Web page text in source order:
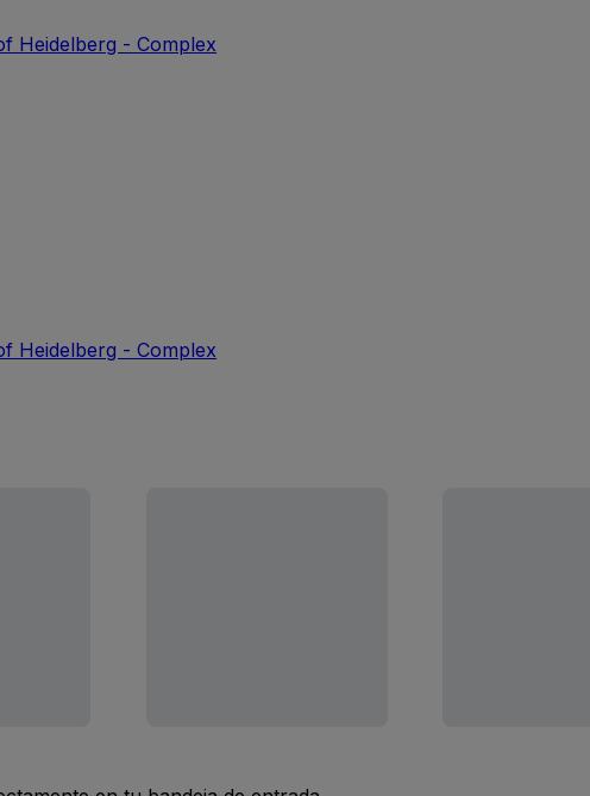
Heidelberg - Complex
Heidelberg - Complex